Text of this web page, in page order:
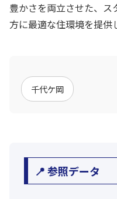
豊かさを両立させた、
方に最適な住環境を提供
千代ケ岡
📍 参照データ